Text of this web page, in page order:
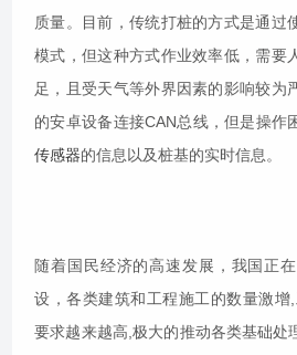
质量。目前，传统打桩的方式是通过
模式，但这种方式作业效率低，需要
足，且受天气等外界因素的影响较为
的安卓设备连接CAN总线，但是操作
传感器的信息以及桩基的实时信息。
随着国民经济的高速发展，我国正
设，各类建筑和工程施工的数量激
要求越来越高,极大的推动各类基础处